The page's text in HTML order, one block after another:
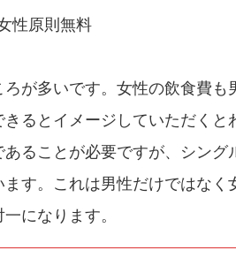
性原則無料
ろが多いです。女性の飲食費
きるとイメージしていただく
あることが必要ですが、シン
ます。これは男性だけではな
になります。